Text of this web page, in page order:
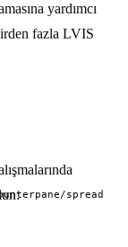
yardımcı
fazla LVIS